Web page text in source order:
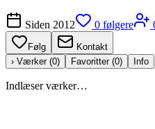
Siden 2012 0 følgere
Følg
Kontakt
› Værker (0) Favoritter (0) Info
Indlæser værker…